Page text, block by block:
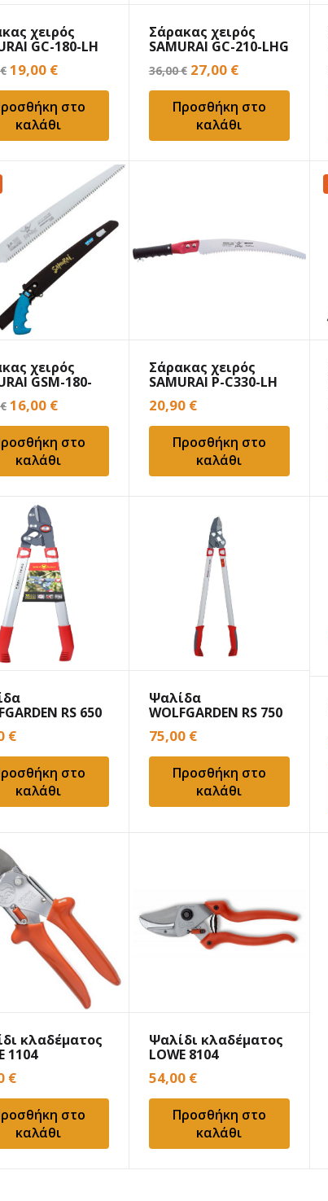
χειρός
GC-180-LH
€ Original
price
was:
25,00 €.
19,00 €Η
τρέχουσα
τιμή
είναι:
19,00 €.
στο
καλάθι
Σάρακας χειρός
SAMURAI GC-210-LHG
36,00€ Original
price
was:
36,00 €.
27,00 €Η
τρέχουσα
τιμή
είναι:
27,00 €.
Προσθήκη στο
καλάθι
χειρός
GSM-180-
€ Original
price
was:
19,90 €.
16,00 €Η
τρέχουσα
τιμή
είναι:
16,00 €.
στο
καλάθι
Σάρακας χειρός
SAMURAI P-C330-LH
33cm
20,90 €
Προσθήκη στο
καλάθι
RS 650
€
στο
καλάθι
Ψαλίδα
WOLFGARDEN RS 750
75,00 €
Προσθήκη στο
καλάθι
κλαδέματος
1104
€
στο
καλάθι
Ψαλίδι κλαδέματος
LOWE 8104
54,00 €
Προσθήκη στο
καλάθι